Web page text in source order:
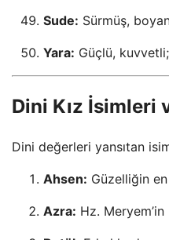
Sude: Sürmüş,
Yara: Güçlü,
Dini Kız İsimleri
Dini değerleri yansıtan
Ahsen: Güzelliğin
Azra: Hz.